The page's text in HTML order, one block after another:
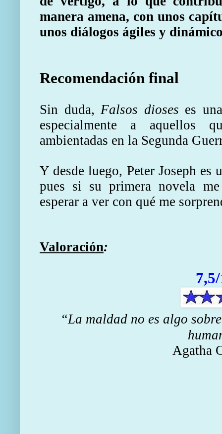
manera amena, con unos
unos diálogos ágiles y
Recomendación final
Sin duda, Falsos dioses es
especialmente a aquellos
ambientadas en la Segunda
Y desde luego, Peter Joseph es
pues si su primera novela
esperar a ver con qué me
Valoración:
“La maldad no es algo
Agatha